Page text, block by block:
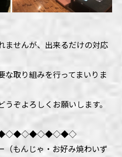
ませんが、出来るだけの対応
な取り組みを行ってまいりま
ぞよろしくお願いします。
（もんじゃ・お好み焼わいず